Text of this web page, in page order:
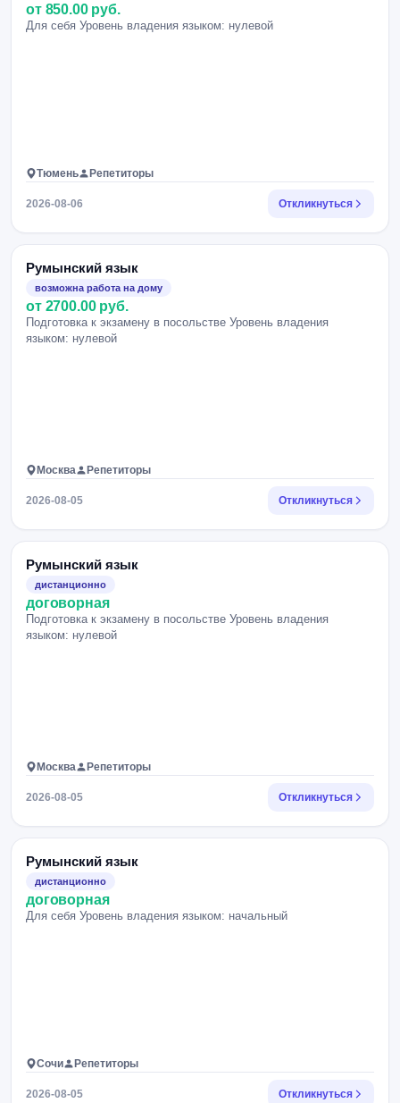
от 850.00 руб.
Для себя Уровень владения языком: нулевой
Тюмень Репетиторы
2026-08-06 Откликнуться
Румынский язык
возможна работа на дому
от 2700.00 руб.
Подготовка к экзамену в посольстве Уровень владения
языком: нулевой
Москва Репетиторы
2026-08-05 Откликнуться
Румынский язык
дистанционно
договорная
Подготовка к экзамену в посольстве Уровень владения
языком: нулевой
Москва Репетиторы
2026-08-05 Откликнуться
Румынский язык
дистанционно
договорная
Для себя Уровень владения языком: начальный
Сочи Репетиторы
2026-08-05 Откликнуться